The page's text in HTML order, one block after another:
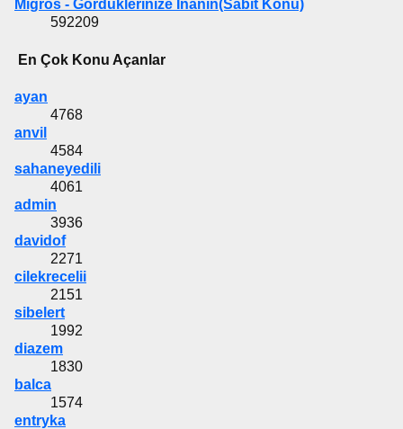
Migros - Gördüklerinize İnanın(Sabit Konu)
592209
En Çok Konu Açanlar
ayan
4768
anvil
4584
sahaneyedili
4061
admin
3936
davidof
2271
cilekrecelii
2151
sibelert
1992
diazem
1830
balca
1574
entryka